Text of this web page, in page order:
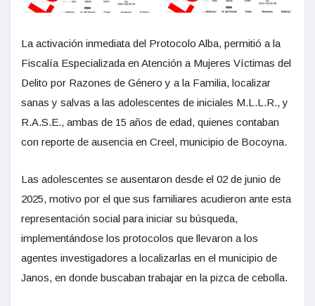
La activación inmediata del Protocolo Alba, permitió a la
Fiscalía Especializada en Atención a Mujeres Víctimas del
Delito por Razones de Género y a la Familia, localizar
sanas y salvas a las adolescentes de iniciales M.L.L.R., y
R.A.S.E., ambas de 15 años de edad, quienes contaban
con reporte de ausencia en Creel, municipio de Bocoyna.
Las adolescentes se ausentaron desde el 02 de junio de
2025, motivo por el que sus familiares acudieron ante esta
representación social para iniciar su búsqueda,
implementándose los protocolos que llevaron a los
agentes investigadores a localizarlas en el municipio de
Janos, en donde buscaban trabajar en la pizca de cebolla.